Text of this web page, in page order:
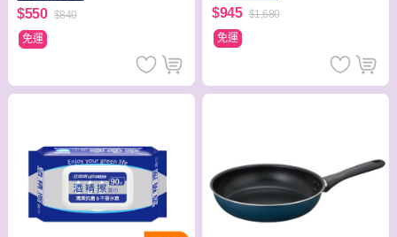
$550 $840
免運
$945 $1,680
免運